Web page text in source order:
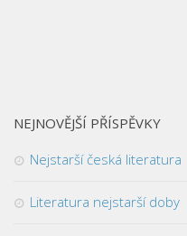
NEJNOVĚJŠÍ PŘÍSPĚVKY
Nejstarší česká literatura
Literatura nejstarší doby